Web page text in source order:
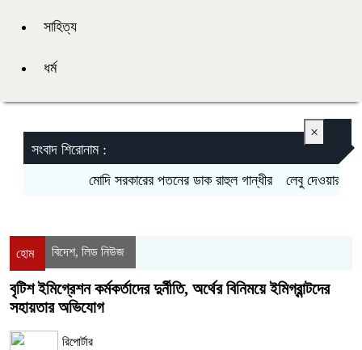
সাহিত্য
ধর্ম
সংবাদ শিরোনাম :
মোদি সরকারের পতনের ডাক রাহুল গান্ধীর
লেবু দেওয়ার কথা
×
হোম বিদেশ, লিড নিউজ
বৃটিশ ইমিগ্রেশন কর্মকর্তাদের দুর্নীতি, অর্থের বিনিময়ে ইমিগ্রান্টদের
সহায়তার অভিযোগ
রিপোর্টার